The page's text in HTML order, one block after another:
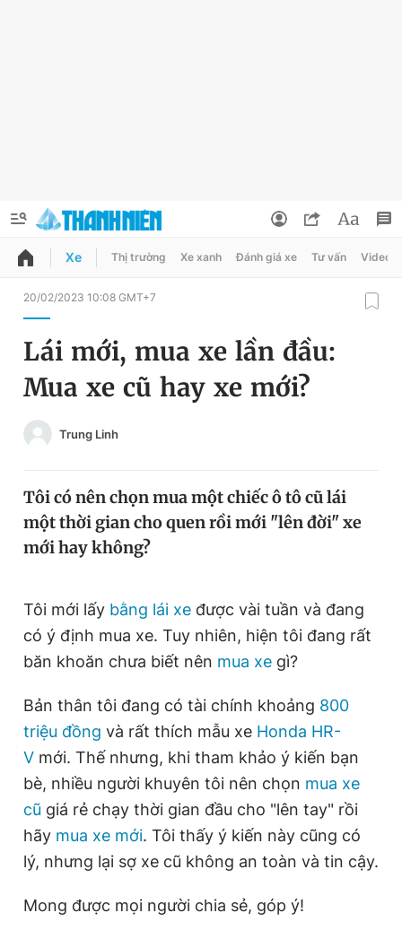
QUẢNG CÁO
Chuyên mục
Chuyên mục khác
Tin thị trường Tin 360
Sản phẩm khác
Bạn cần biết
Thông tin tòa soạn Liên hệ quảng cáo
Đọc Thanh Niên trên điện thoại
Đổi mật khẩu
Tin đã lưu
Tin đã xem
Đăng xuất
Xe Thị trường Xe xanh Đánh giá xe Tư vấn Video
20/02/2023 10:08 GMT+7
Lái mới, mua xe lần đầu:
Mua xe cũ hay xe mới?
Trung Linh
Tôi có nên chọn mua một chiếc ô tô cũ lái
một thời gian cho quen rồi mới "lên đời" xe
mới hay không?
Tôi mới lấy bằng lái xe được vài tuần và đang
có ý định mua xe. Tuy nhiên, hiện tôi đang rất
băn khoăn chưa biết nên mua xe gì?
Bản thân tôi đang có tài chính khoảng 800
triệu đồng và rất thích mẫu xe Honda HR-
V mới. Thế nhưng, khi tham khảo ý kiến bạn
bè, nhiều người khuyên tôi nên chọn mua xe
cũ giá rẻ chạy thời gian đầu cho "lên tay" rồi
hãy mua xe mới. Tôi thấy ý kiến này cũng có
lý, nhưng lại sợ xe cũ không an toàn và tin cậy.
Mong được mọi người chia sẻ, góp ý!